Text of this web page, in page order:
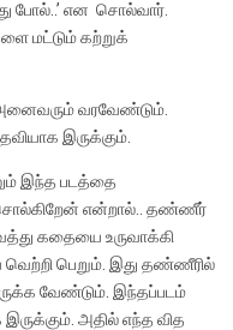
போல்..’ என சொல்வார்.
மட்டும் கற்றுக்
வரவேண்டும்.
இருக்கும்.
இந்த படத்தை
என்றால்.. தண்ணீர்
கதையை உருவாக்கி
வெற்றி பெறும். இது தண்ணீரில்
வேண்டும். இந்தப்படம்
அதில் எந்த வித